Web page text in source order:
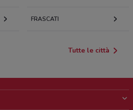
FRASCATI
Tutte le città